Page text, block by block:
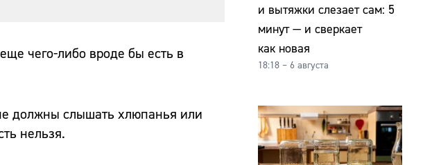
чего-либо вроде бы есть в
должны слышать хлюпанья или
нельзя.
и вытяжки слезает сам: 5
минут — и сверкает
как новая
18:18 – 6 августа